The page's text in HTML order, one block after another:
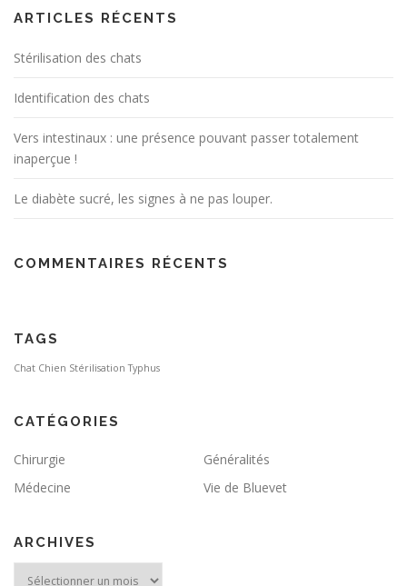
ARTICLES RÉCENTS
Stérilisation des chats
Identification des chats
Vers intestinaux : une présence pouvant passer totalement
inaperçue !
Le diabète sucré, les signes à ne pas louper.
COMMENTAIRES RÉCENTS
TAGS
Chat Chien Stérilisation Typhus
CATÉGORIES
Chirurgie
Généralités
Médecine
Vie de Bluevet
ARCHIVES